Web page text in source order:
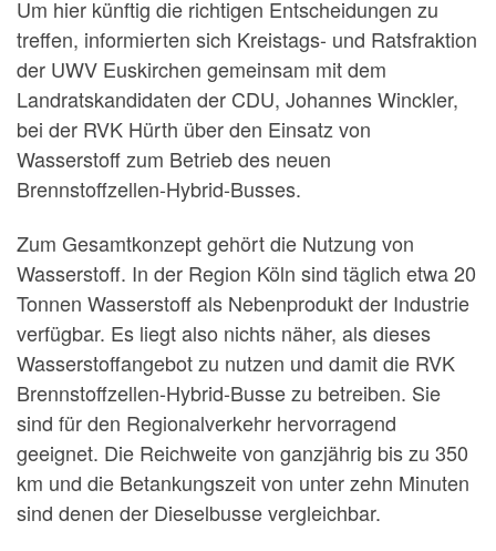
Um hier künftig die richtigen Entscheidungen zu
treffen, informierten sich Kreistags- und Ratsfraktion
der UWV Euskirchen gemeinsam mit dem
Landratskandidaten der CDU, Johannes Winckler,
bei der RVK Hürth über den Einsatz von
Wasserstoff zum Betrieb des neuen
Brennstoffzellen-Hybrid-Busses.
Zum Gesamtkonzept gehört die Nutzung von
Wasserstoff. In der Region Köln sind täglich etwa 20
Tonnen Wasserstoff als Nebenprodukt der Industrie
verfügbar. Es liegt also nichts näher, als dieses
Wasserstoffangebot zu nutzen und damit die RVK
Brennstoffzellen-Hybrid-Busse zu betreiben. Sie
sind für den Regionalverkehr hervorragend
geeignet. Die Reichweite von ganzjährig bis zu 350
km und die Betankungszeit von unter zehn Minuten
sind denen der Dieselbusse vergleichbar.